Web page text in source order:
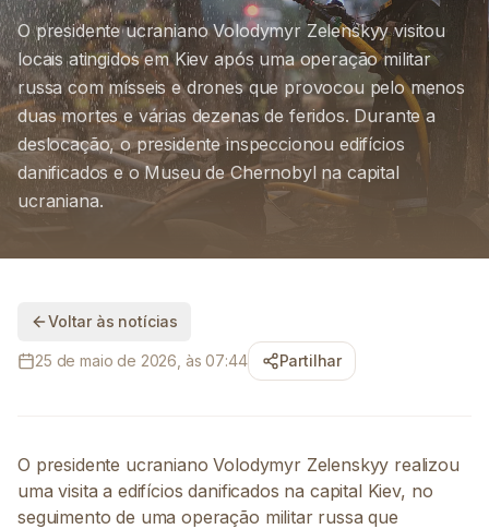
O presidente ucraniano Volodymyr Zelenskyy visitou
locais atingidos em Kiev após uma operação militar
russa com mísseis e drones que provocou pelo menos
duas mortes e várias dezenas de feridos. Durante a
deslocação, o presidente inspeccionou edifícios
danificados e o Museu de Chernobyl na capital
ucraniana.
Voltar às notícias
25 de maio de 2026, às 07:44 Partilhar
O presidente ucraniano Volodymyr Zelenskyy realizou
uma visita a edifícios danificados na capital Kiev, no
seguimento de uma operação militar russa que